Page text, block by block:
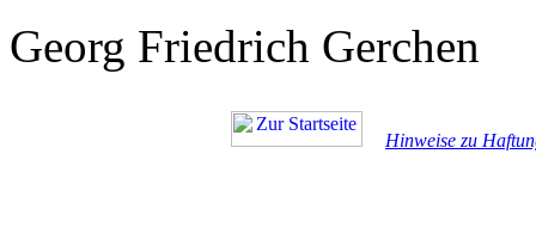
Georg Friedrich Gerchen
Hinweise zu